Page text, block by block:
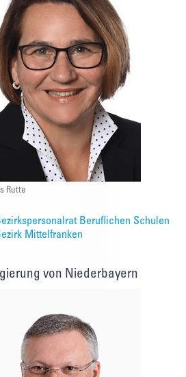
Rutte
Beruflichen Schulen
Mittelfranken
von Niederbayern